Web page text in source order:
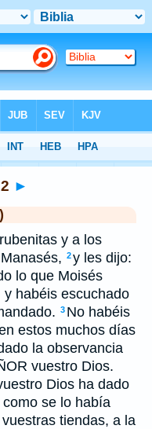
►
y a los
2y les dijo:
lo que Moisés
habéis escuchado
3 No habéis
estos muchos días
la observancia
vuestro Dios.
Dios ha dado
se lo había
tiendas, a la